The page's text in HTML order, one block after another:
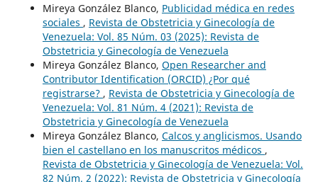
Mireya González Blanco, Publicidad médica en redes
sociales , Revista de Obstetricia y Ginecología de
Venezuela: Vol. 85 Núm. 03 (2025): Revista de
Obstetricia y Ginecología de Venezuela
Mireya González Blanco, Open Researcher and
Contributor Identification (ORCID) ¿Por qué
registrarse? , Revista de Obstetricia y Ginecología de
Venezuela: Vol. 81 Núm. 4 (2021): Revista de
Obstetricia y Ginecología de Venezuela
Mireya González Blanco, Calcos y anglicismos. Usando
bien el castellano en los manuscritos médicos ,
Revista de Obstetricia y Ginecología de Venezuela: Vol.
82 Núm. 2 (2022): Revista de Obstetricia y Ginecología